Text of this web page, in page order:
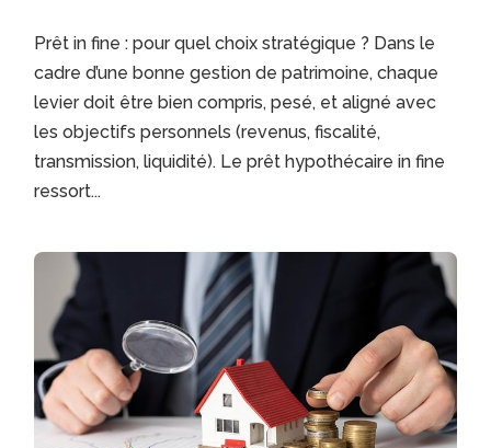
Prêt in fine : pour quel choix stratégique ? Dans le
cadre d’une bonne gestion de patrimoine, chaque
levier doit être bien compris, pesé, et aligné avec
les objectifs personnels (revenus, fiscalité,
transmission, liquidité). Le prêt hypothécaire in fine
ressort...